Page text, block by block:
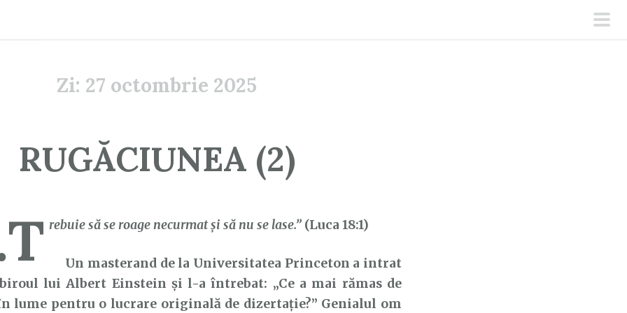
Zi: 27 octombrie 2025
RUGĂCIUNEA (2)
rebuie să se roage necurmat şi să nu se lase.” (Luca 18:1)
Un masterand de la Universitatea Princeton a intrat
lui Albert Einstein și l-a întrebat: „Ce a mai rămas de
lume pentru o lucrare originală de dizertație?” Genialul om